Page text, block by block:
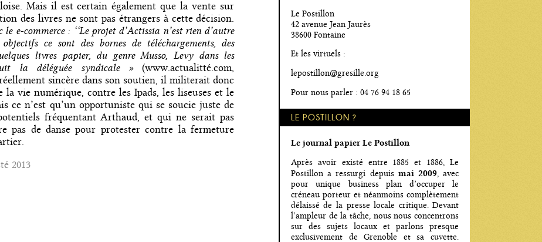
Mais il est certain également que la vente sur
des livres ne sont pas étrangers à cette décision.
e-commerce : ‘‘Le projet d’Actissia n’est rien d’autre
ce sont des bornes de téléchargements, des
livres papier, du genre Musso, Levy dans les
la déléguée syndicale »(www.actualitté.com,
sincère dans son soutien, il militerait donc
la vie numérique, contre les Ipads, les liseuses et le
ce n’est qu’un opportuniste qui se soucie juste de
fréquentant Arthaud, et qui ne serait pas
pas de danse pour protester contre la fermeture
2013
Le Postillon
42 avenue Jean Jaurès
38600 Fontaine
Et les virtuels :
lepostillon@gresille.org
Pour nous parler : 04 76 94 18 65
LE POSTILLON ?
Le journal papier Le Postillon
Après avoir existé entre 1885 et 1886, Le
Postillon a ressurgi depuis mai 2009, avec
pour unique business plan d’occuper le
créneau porteur et néanmoins complètement
délaissé de la presse locale critique. Devant
l’ampleur de la tâche, nous nous concentrons
sur des sujets locaux et parlons presque
exclusivement de Grenoble et sa cuvette.